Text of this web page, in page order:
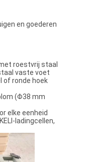
en goederen
roestvrij staal
vaste voet
of ronde hoek
(Φ38 mm
elke eenheid
ladingcellen,